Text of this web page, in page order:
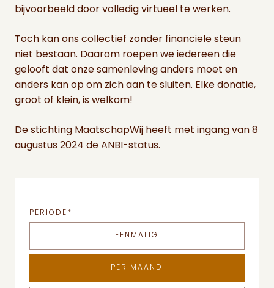
bijvoorbeeld door volledig virtueel te werken.
Toch kan ons collectief zonder financiële steun
niet bestaan. Daarom roepen we iedereen die
gelooft dat onze samenleving anders moet en
anders kan op om zich aan te sluiten. Elke donatie,
groot of klein, is welkom!
De stichting MaatschapWij heeft met ingang van 8
augustus 2024 de ANBI-status.
PERIODE *
EENMALIG
PER MAAND